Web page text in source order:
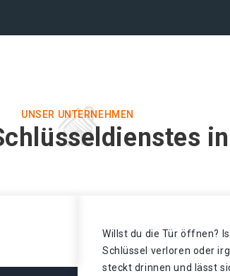
UNSER UNTERNEHMEN
Willst du die Tür öffnen?
Schlüssel verloren oder
steckt drinnen und lässt